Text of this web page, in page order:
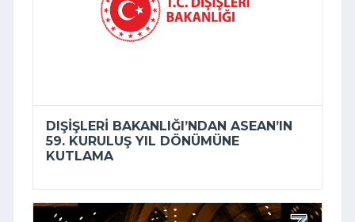
DIŞIŞLERI BAKANLIĞI’NDAN ASEAN’IN
59. KURULUŞ YIL DÖNÜMÜNE
KUTLAMA